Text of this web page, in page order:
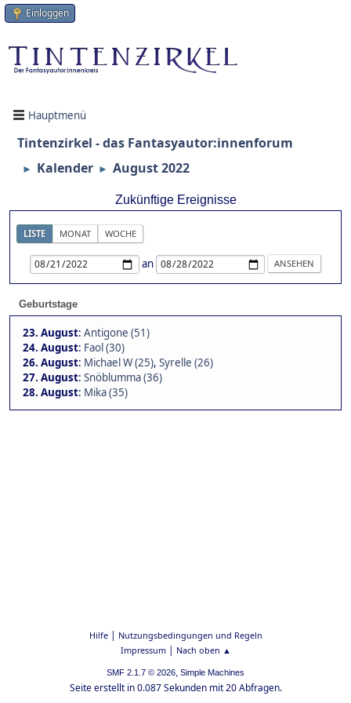
Einloggen
Hauptmenü
Tintenzirkel - das Fantasyautor:innenforum
► Kalender ► August 2022
Zukünftige Ereignisse
LISTE MONAT WOCHE
an
Geburtstage
23. August: Antigone (51)
24. August: Faol (30)
26. August: Michael W (25), Syrelle (26)
27. August: Snöblumma (36)
28. August: Mika (35)
Hilfe| Nutzungsbedingungen und Regeln
Impressum| Nach oben ▲
SMF 2.1.7 © 2026, Simple Machines
Seite erstellt in 0.087 Sekunden mit 20 Abfragen.